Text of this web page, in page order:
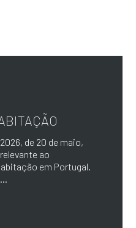
de 20 de maio,
ao
em Portugal.